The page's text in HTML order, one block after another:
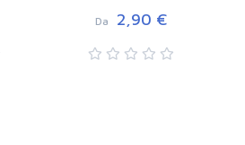
Da 2,90 €